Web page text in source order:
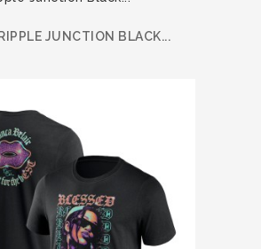
JUNCTION BLACK...